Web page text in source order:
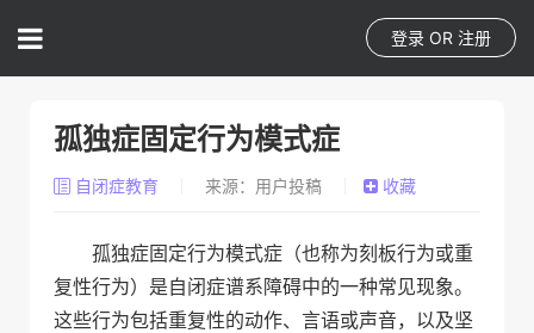
登录 OR 注册
孤独症固定行为模式症
自闭症教育 来源：用户投稿 收藏
孤独症固定行为模式症（也称为刻板行为或重
复性行为）是自闭症谱系障碍中的一种常见现象。
这些行为包括重复性的动作、言语或声音，以及坚